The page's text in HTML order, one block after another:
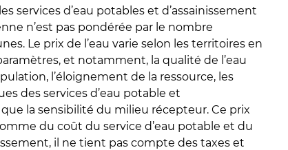
services d’eau potables et d’assainissement
n’est pas pondérée par le nombre
Le prix de l’eau varie selon les territoires en
et notamment, la qualité de l’eau
l’éloignement de la ressource, les
des services d’eau potable et
que la sensibilité du milieu récepteur. Ce prix
du coût du service d’eau potable et du
il ne tient pas compte des taxes et